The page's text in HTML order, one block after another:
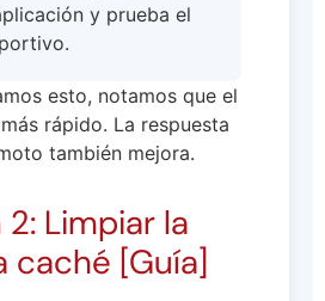
y prueba el
esto, notamos que el
rápido. La respuesta
también mejora.
Limpiar la
caché [Guía]